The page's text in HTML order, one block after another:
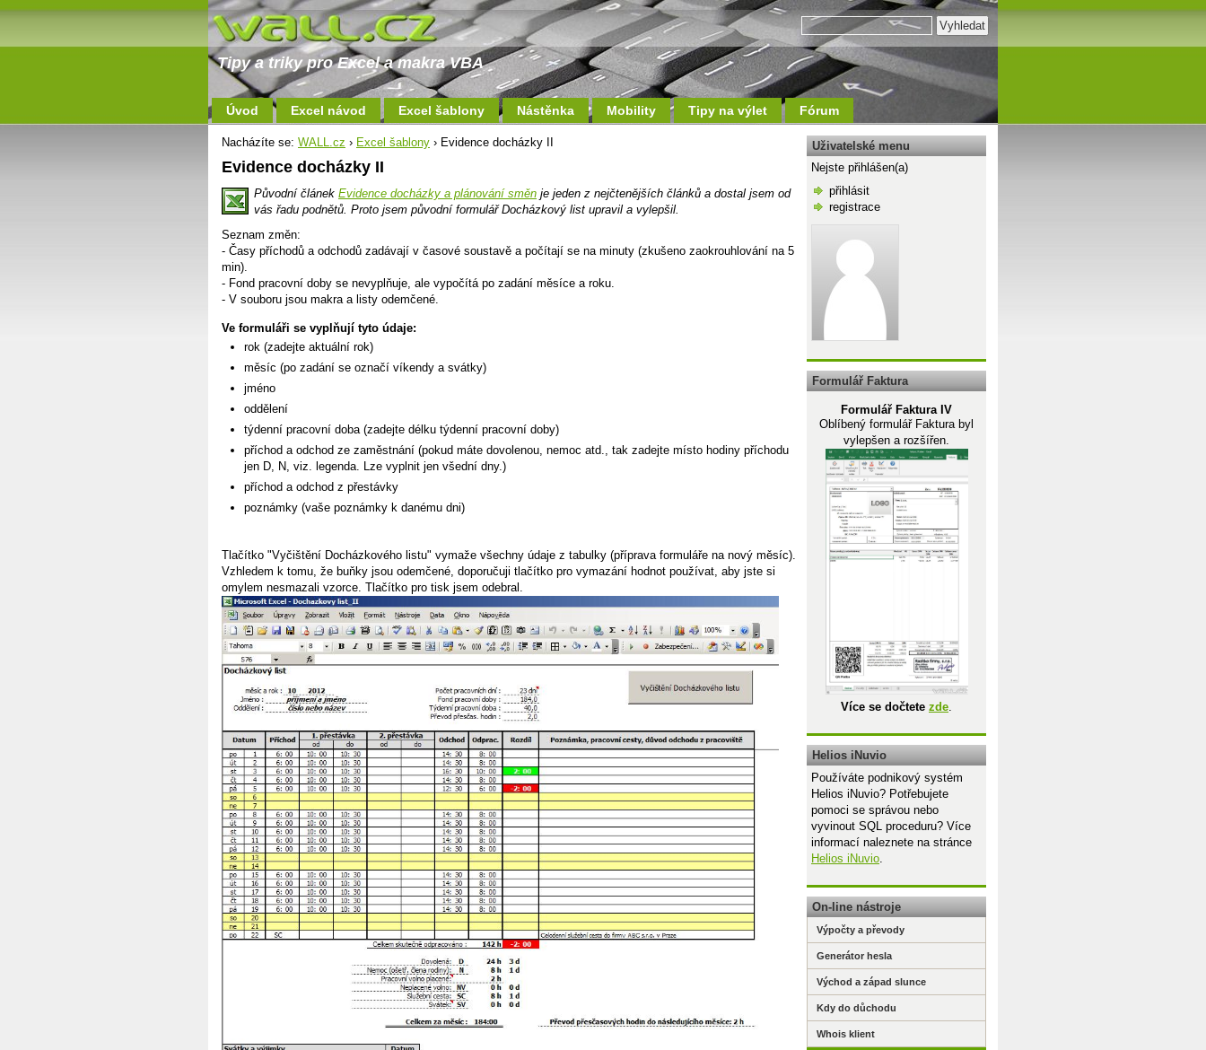
Tipy a triky pro Excel a makra VBA
Úvod Excel návod Excel šablony Nástěnka Mobility Tipy na výlet Fórum
Nacházíte se: WALL.cz › Excel šablony › Evidence docházky II
Evidence docházky II
Původní článek Evidence docházky a plánování směn je jeden z nejčtenějších článků a dostal jsem od
vás řadu podnětů. Proto jsem původní formulář Docházkový list upravil a vylepšil.
Seznam změn:
- Časy příchodů a odchodů zadávají v časové soustavě a počítají se na minuty (zkušeno zaokrouhlování na 5
min).
- Fond pracovní doby se nevyplňuje, ale vypočítá po zadání měsíce a roku.
- V souboru jsou makra a listy odemčené.
Ve formuláři se vyplňují tyto údaje:
rok (zadejte aktuální rok)
měsíc (po zadání se označí víkendy a svátky)
jméno
oddělení
týdenní pracovní doba (zadejte délku týdenní pracovní doby)
příchod a odchod ze zaměstnání (pokud máte dovolenou, nemoc atd., tak zadejte místo hodiny příchodu
jen D, N, viz. legenda. Lze vyplnit jen všední dny.)
příchod a odchod z přestávky
poznámky (vaše poznámky k danému dni)
Tlačítko "Vyčištění Docházkového listu" vymaže všechny údaje z tabulky (příprava formuláře na nový měsíc).
Vzhledem k tomu, že buňky jsou odemčené, doporučuji tlačítko pro vymazání hodnot používat, aby jste si
omylem nesmazali vzorce. Tlačítko pro tisk jsem odebral.
Uživatelské menu
Nejste přihlášen(a)
přihlásit
registrace
Formulář Faktura
Formulář Faktura IV
Oblíbený formulář Faktura byl
vylepšen a rozšířen.
Více se dočtete zde.
Helios iNuvio
Používáte podnikový systém
Helios iNuvio? Potřebujete
pomoci se správou nebo
vyvinout SQL proceduru? Více
informací naleznete na stránce
Helios iNuvio.
On-line nástroje
Výpočty a převody
Generátor hesla
Východ a západ slunce
Kdy do důchodu
Whois klient